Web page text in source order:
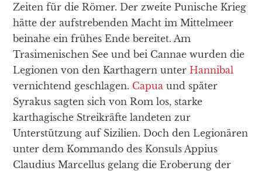
Zeiten für die Römer. Der zweite Punische Krieg
hätte der aufstrebenden Macht im Mittelmeer
beinahe ein frühes Ende bereitet. Am
Trasimenischen See und bei Cannae wurden die
Legionen von den Karthagern unter Hannibal
vernichtend geschlagen. Capua und später
Syrakus sagten sich von Rom los, starke
karthagische Streikräfte landeten zur
Unterstützung auf Sizilien. Doch den Legionären
unter dem Kommando des Konsuls Appius
Claudius Marcellus gelang die Eroberung der